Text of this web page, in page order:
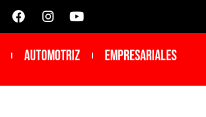
Automotriz Empresariales